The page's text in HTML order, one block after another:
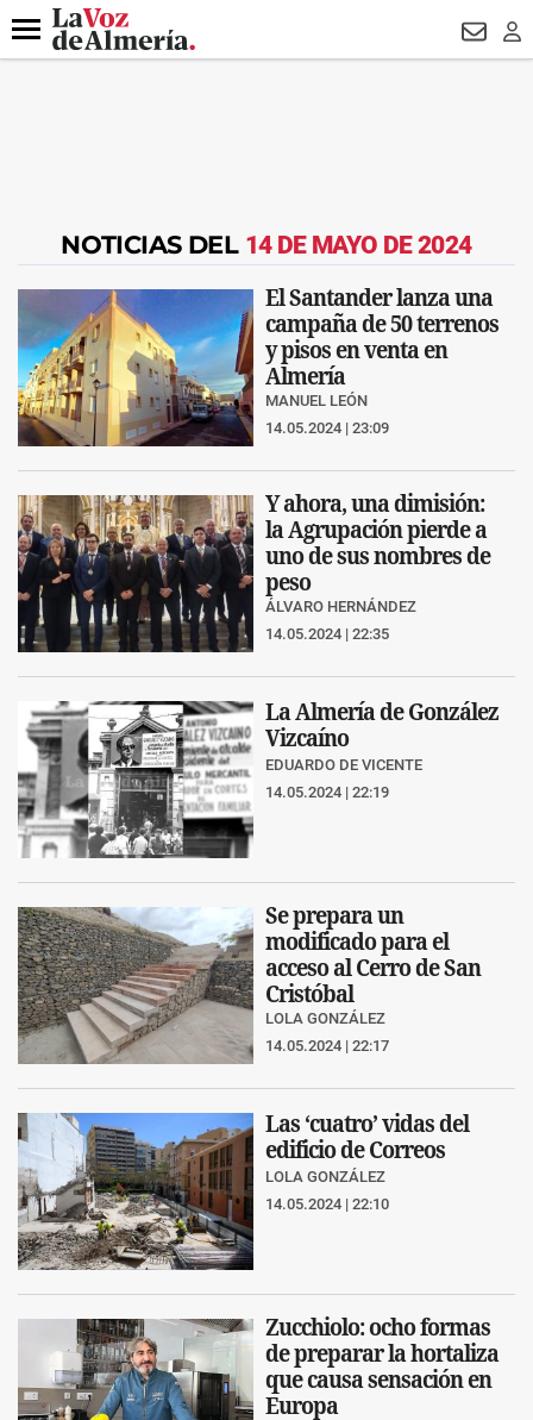
DESTACADO CONDENADOS
Menú
NOTICIAS DEL 14 DE MAYO DE 2024
El Santander lanza una
campaña de 50 terrenos
y pisos en venta en
Almería
MANUEL LEÓN
14.05.2024 | 23:09
Y ahora, una dimisión:
la Agrupación pierde a
uno de sus nombres de
peso
ÁLVARO HERNÁNDEZ
14.05.2024 | 22:35
La Almería de González
Vizcaíno
EDUARDO DE VICENTE
14.05.2024 | 22:19
Se prepara un
modificado para el
acceso al Cerro de San
Cristóbal
LOLA GONZÁLEZ
14.05.2024 | 22:17
Las ‘cuatro’ vidas del
edificio de Correos
LOLA GONZÁLEZ
14.05.2024 | 22:10
Zucchiolo: ocho formas
de preparar la hortaliza
que causa sensación en
Europa